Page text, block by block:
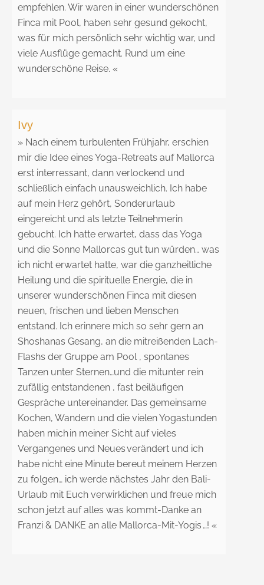
empfehlen. Wir waren in einer wunderschönen
Finca mit Pool, haben sehr gesund gekocht,
was für mich persönlich sehr wichtig war, und
viele Ausflüge gemacht. Rund um eine
wunderschöne Reise. «
Ivy
» Nach einem turbulenten Frühjahr, erschien
mir die Idee eines Yoga-Retreats auf Mallorca
erst interressant, dann verlockend und
schließlich einfach unausweichlich. Ich habe
auf mein Herz gehört, Sonderurlaub
eingereicht und als letzte Teilnehmerin
gebucht. Ich hatte erwartet, dass das Yoga
und die Sonne Mallorcas gut tun würden… was
ich nicht erwartet hatte, war die ganzheitliche
Heilung und die spirituelle Energie, die in
unserer wunderschönen Finca mit diesen
neuen, frischen und lieben Menschen
entstand. Ich erinnere mich so sehr gern an
Shoshanas Gesang, an die mitreißenden Lach-
Flashs der Gruppe am Pool , spontanes
Tanzen unter Sternen…und die mitunter rein
zufällig entstandenen , fast beiläufigen
Gespräche untereinander. Das gemeinsame
Kochen, Wandern und die vielen Yogastunden
haben mich in meiner Sicht auf vieles
Vergangenes und Neues verändert und ich
habe nicht eine Minute bereut meinem Herzen
zu folgen… ich werde nächstes Jahr den Bali-
Urlaub mit Euch verwirklichen und freue mich
schon jetzt auf alles was kommt-Danke an
Franzi & DANKE an alle Mallorca-Mit-Yogis …! «